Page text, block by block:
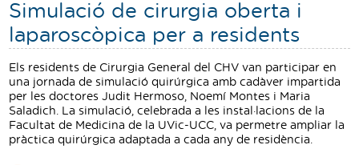
Oferta de places
Contacte
Cercador
Simulació de cirurgia oberta i
laparoscòpica per a residents
Els residents de Cirurgia General del CHV van participar en
una jornada de simulació quirúrgica amb cadàver impartida
per les doctores Judit Hermoso, Noemí Montes i Maria
Saladich. La simulació, celebrada a les instal·lacions de la
Facultat de Medicina de la UVic-UCC, va permetre ampliar la
pràctica quirúrgica adaptada a cada any de residència.